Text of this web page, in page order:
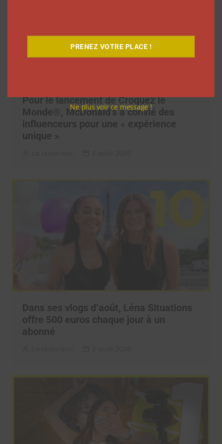
Pour le lancement de Croquez le
Monde®, McDonald’s a convié des
influenceurs pour une « expérience
unique »
Dans ses vlogs d’août, Léna Situations
offre 500 euros chaque jour à un
abonné
PRENEZ VOTRE PLACE !
Ne plus voir ce message !